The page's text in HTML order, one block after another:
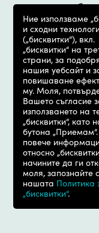
Ние използваме
и сходни
(„бисквитки“), вкл.
„бисквитки“ на
страни, за
нашия уебсайт и
повишаване
му. Моля,
Вашето съгласие
използването на
„бисквитки“, като
бутона
повече
относно
начините да ги
моля, запознайте
нашата Политика
„бисквитки“.